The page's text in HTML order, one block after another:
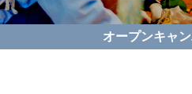
オープンキャ